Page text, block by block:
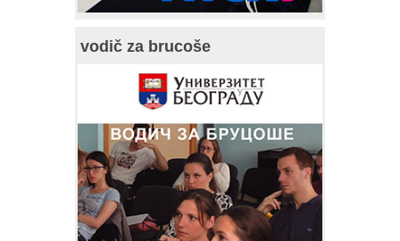
vodič za brucoše